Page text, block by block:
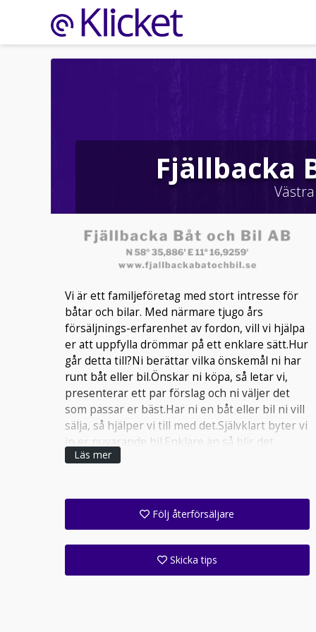
Fjällbacka
Vi är ett familjeföretag med stort intresse för
båtar och bilar. Med närmare tjugo års
försäljnings-erfarenhet av fordon, vill vi hjälpa
er att uppfylla drömmar på ett enklare sätt.Hur
går detta till?Ni berättar vilka önskemål ni har
runt båt eller bil.Önskar ni köpa, så letar vi,
presenterar ett par förslag och ni väljer det
som passar er bäst.Har ni en båt eller bil ni vill
sälja, så hjälper vi till med det.Självklart byter vi
in er nuvarande bil.Enklare än så blir det
inte.Kontakta oss innan besök. Alla våra fordon
passar er.Vi erbjuder garanti via AutoConcept.
Läs mer
Följ återförsäljare
Skicka tips